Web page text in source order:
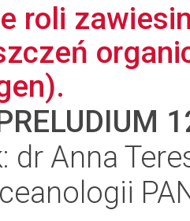
roli
dr Anna